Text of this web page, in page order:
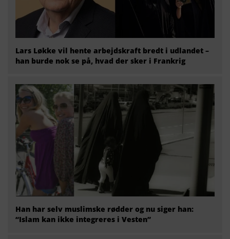
Lars Løkke vil hente arbejdskraft bredt i udlandet –
han burde nok se på, hvad der sker i Frankrig
Han har selv muslimske rødder og nu siger han:
“Islam kan ikke integreres i Vesten”